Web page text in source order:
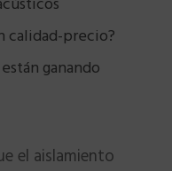
calidad-precio?
ganando
el aislamiento